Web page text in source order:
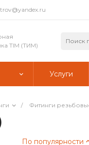
TIM (ТИМ)
Услуги
/ Фитинги
По популярности